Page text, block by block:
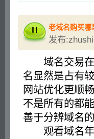
老域名购买哪
发布
域名交易在
名显然是占有
网站优化更顺
不是所有的都
善于分辨域名的
观看域名